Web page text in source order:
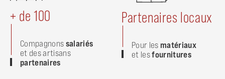
+ de 100
Compagnons salariés
et des artisans
partenaires
Partenaires locaux
Pour les matériaux
et lesfournitures